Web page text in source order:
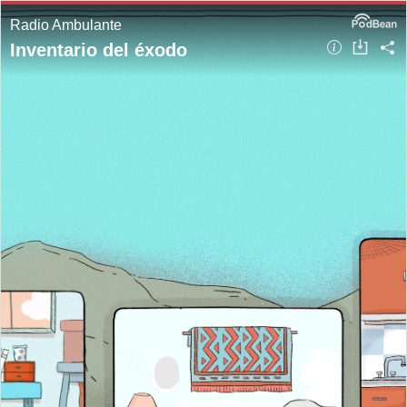
Radio Ambulante
Inventario del éxodo